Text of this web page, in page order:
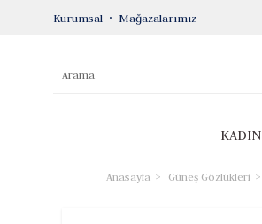
Kurumsal Mağazalarımız
KADIN
Anasayfa Güneş Gözlükleri